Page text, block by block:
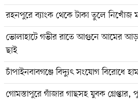
রহনপুরে ব্যাংক থেকে টাকা তুলে
ভোলাহাটে গভীর রাতে আগুনে আমের
ছাই
চাঁপাইনবাবগঞ্জে বিদ্যুৎ সংযোগ বিরোধে
গোমস্তাপুরে গাঁজার গাছসহ যুবক